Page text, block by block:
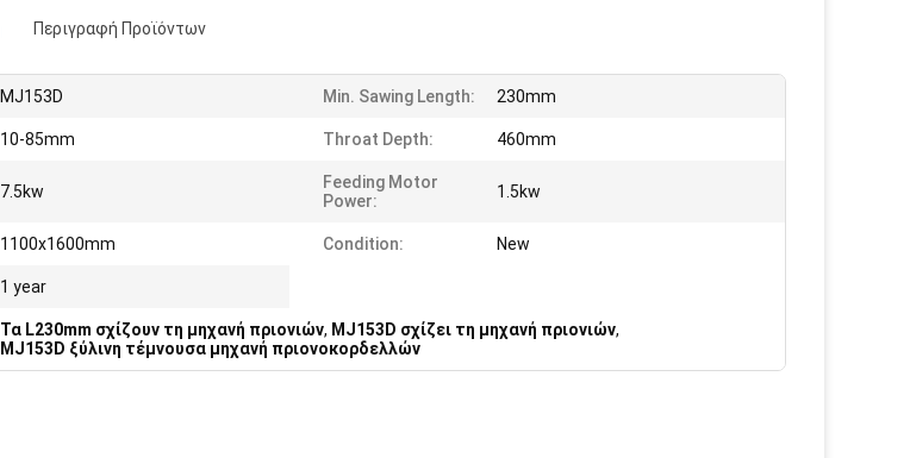
Περιγραφή Προϊόντων
MJ153D Min. Sawing Length: 230mm
10-85mm Throat Depth: 460mm
7.5kw
Feeding Motor
Power:
1.5kw
1100x1600mm Condition: New
1 year
Τα L230mm σχίζουν τη μηχανή πριονιών, MJ153D σχίζει τη μηχανή πριονιών,
MJ153D ξύλινη τέμνουσα μηχανή πριονοκορδελλών